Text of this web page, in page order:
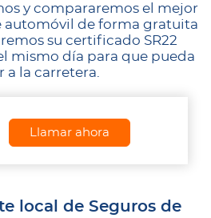
y compararemos el mejor
automóvil de forma gratuita
su certificado SR22
mismo día para que pueda
a la carretera.
Llamar ahora
local de Seguros de